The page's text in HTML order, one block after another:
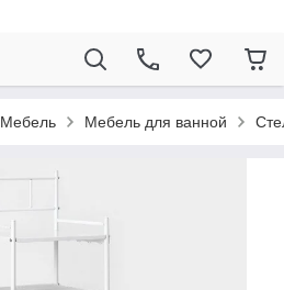
Мебель Мебель для ванной